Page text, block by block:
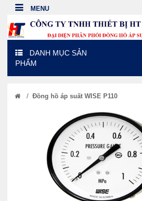
DANH MỤC SẢN
PHẨM
/ Đồng hồ áp suất WISE P110